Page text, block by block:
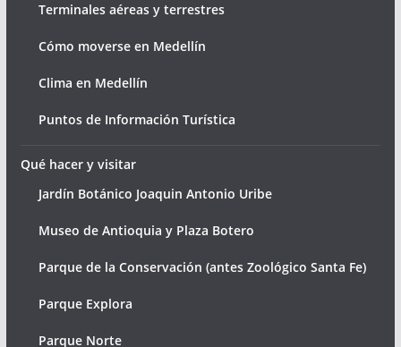
Terminales aéreas y terrestres
Cómo moverse en Medellín
Clima en Medellín
Puntos de Información Turística
Qué hacer y visitar
Jardín Botánico Joaquin Antonio Uribe
Museo de Antioquia y Plaza Botero
Parque de la Conservación (antes Zoológico Santa Fe)
Parque Explora
Parque Norte